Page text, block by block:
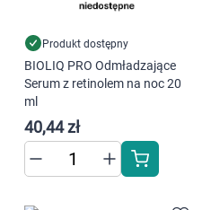
Produkt dostępny
BIOLIQ PRO Odmładzające
Serum z retinolem na noc 20
ml
40,44 zł